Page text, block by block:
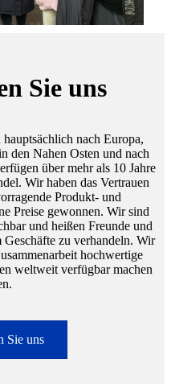
Sie uns
nach Europa,
den Nahen Osten und nach
über mehr als 10 Jahre
Wir haben das Vertrauen
Produkt- und
Preise gewonnen. Wir sind
und heißen Freunde und
zu verhandeln. Wir
hochwertige
weltweit verfügbar machen
Sie uns